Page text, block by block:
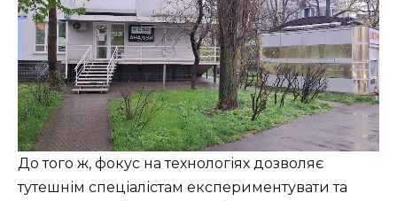
До того ж, фокус на технологіях дозволяє
тутешнім спеціалістам експериментувати та